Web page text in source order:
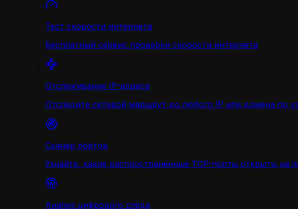
Тест скорости интернета
Бесплатный сервис проверки скорости интернета
Отслеживание IP-адреса
Отследите сетевой маршрут до любого IP или домена по
Сканер портов
Узнайте, какие распространённые TCP-порты открыты
Анализ цифрового следа